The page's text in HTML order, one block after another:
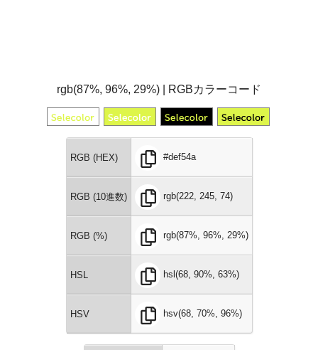
rgb(87%, 96%, 29%) | RGBカラーコード
RGB (HEX) #def54a
RGB (10進数) rgb(222, 245, 74)
RGB (%) rgb(87%, 96%, 29%)
HSL hsl(68, 90%, 63%)
HSV hsv(68, 70%, 96%)